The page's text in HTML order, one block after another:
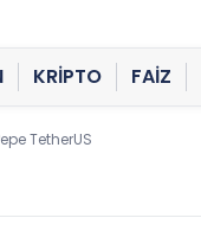
KRİPTO FAİZ
TetherUS